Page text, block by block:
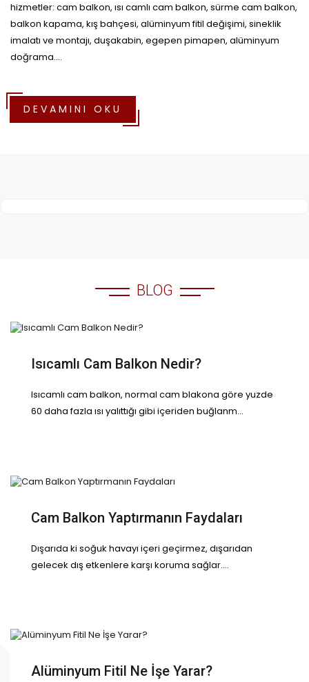
hizmetler: cam balkon, ısı camlı cam balkon, sürme cam balkon,
balkon kapama, kış bahçesi, alüminyum fitil değişimi, sineklik
imalatı ve montajı, duşakabin, egepen pimapen, alüminyum
doğrama....
DEVAMINI OKU
BLOG
Isıcamlı Cam Balkon Nedir?
Isıcamlı cam balkon, normal cam blakona göre yuzde
60 daha fazla ısı yalıttığı gibi içeriden buğlanm...
Cam Balkon Yaptırmanın Faydaları
Dışarıda ki soğuk havayı içeri geçirmez, dışarıdan
gelecek dış etkenlere karşı koruma sağlar....
Alüminyum Fitil Ne İşe Yarar?